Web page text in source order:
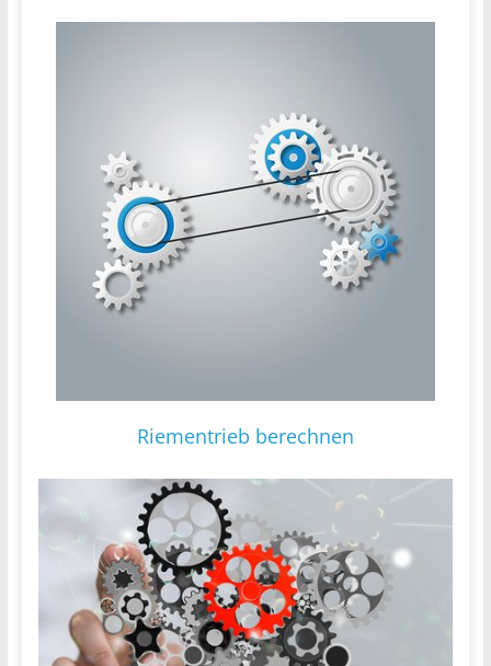
Riementrieb berechnen